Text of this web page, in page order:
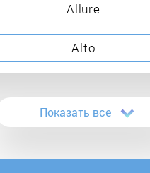
Allure
Alto
Apeyron
Apple
Показать все